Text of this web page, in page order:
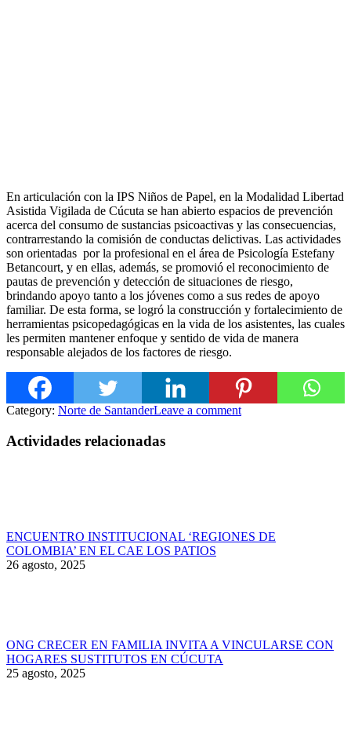
En articulación con la IPS Niños de Papel, en la Modalidad Libertad
Asistida Vigilada de Cúcuta se han abierto espacios de prevención
acerca del consumo de sustancias psicoactivas y las consecuencias,
contrarrestando la comisión de conductas delictivas. Las actividades
son orientadas por la profesional en el área de Psicología Estefany
Betancourt, y en ellas, además, se promovió el reconocimiento de
pautas de prevención y detección de situaciones de riesgo,
brindando apoyo tanto a los jóvenes como a sus redes de apoyo
familiar. De esta forma, se logró la construcción y fortalecimiento de
herramientas psicopedagógicas en la vida de los asistentes, las cuales
les permiten mantener enfoque y sentido de vida de manera
responsable alejados de los factores de riesgo.
Category: Norte de SantanderLeave a comment
Actividades relacionadas
ENCUENTRO INSTITUCIONAL ‘REGIONES DE
COLOMBIA’ EN EL CAE LOS PATIOS
26 agosto, 2025
ONG CRECER EN FAMILIA INVITA A VINCULARSE CON
HOGARES SUSTITUTOS EN CÚCUTA
25 agosto, 2025